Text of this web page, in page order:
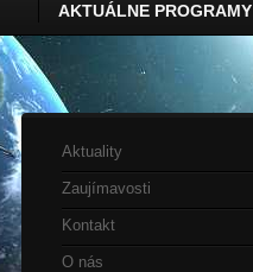
AKTUÁLNE PROGRAMY
Aktuality
Zaujímavosti
Kontakt
O nás